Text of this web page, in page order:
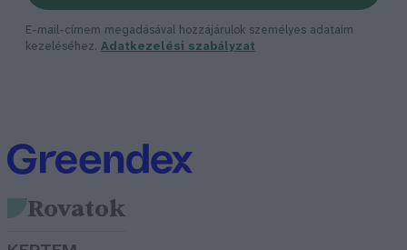
E-mail-címem megadásával hozzájárulok személyes adataim
kezeléséhez. Adatkezelési szabályzat
Rovatok